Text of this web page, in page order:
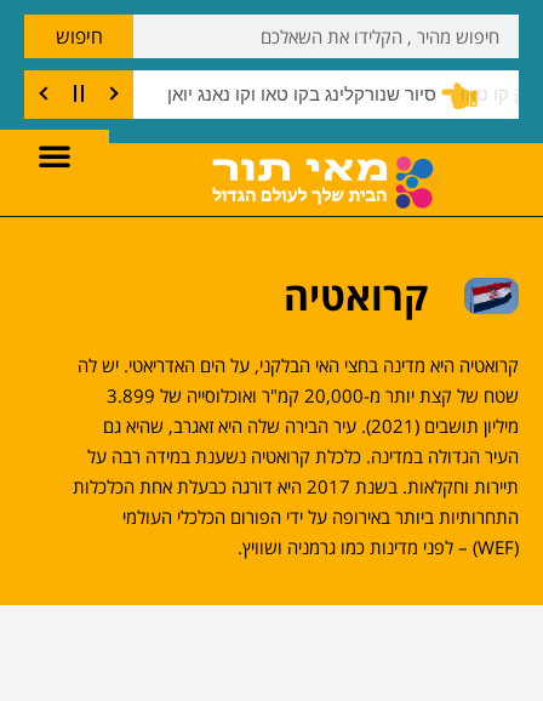
שנורקלינג בצוק קו טאו
חיפוש
קרואטיה
קרואטיה היא מדינה בחצי האי הבלקני, על הים האדריאטי. יש לה
שטח של קצת יותר מ-20,000 קמ"ר ואוכלוסייה של 3.899
מיליון תושבים (2021). עיר הבירה שלה היא זאגרב, שהיא גם
העיר הגדולה במדינה. כלכלת קרואטיה נשענת במידה רבה על
תיירות וחקלאות. בשנת 2017 היא דורגה כבעלת אחת הכלכלות
התחרותיות ביותר באירופה על ידי הפורום הכלכלי העולמי
(WEF) – לפני מדינות כמו גרמניה ושוויץ.